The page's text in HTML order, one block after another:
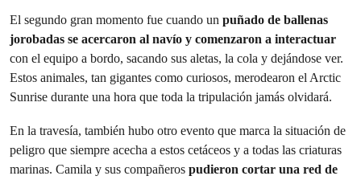
El segundo gran momento fue cuando un puñado de ballenas
jorobadas se acercaron al navío y comenzaron a interactuar
con el equipo a bordo, sacando sus aletas, la cola y dejándose ver.
Estos animales, tan gigantes como curiosos, merodearon el Arctic
Sunrise durante una hora que toda la tripulación jamás olvidará.
En la travesía, también hubo otro evento que marca la situación de
peligro que siempre acecha a estos cetáceos y a todas las criaturas
marinas. Camila y sus compañeros pudieron cortar una red de